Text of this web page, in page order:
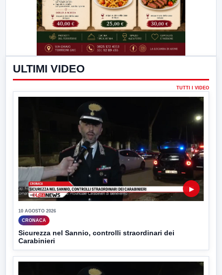
ULTIMI VIDEO
TUTTI I VIDEO
▶
10 AGOSTO 2026
CRONACA
Sicurezza nel Sannio, controlli straordinari dei
Carabinieri